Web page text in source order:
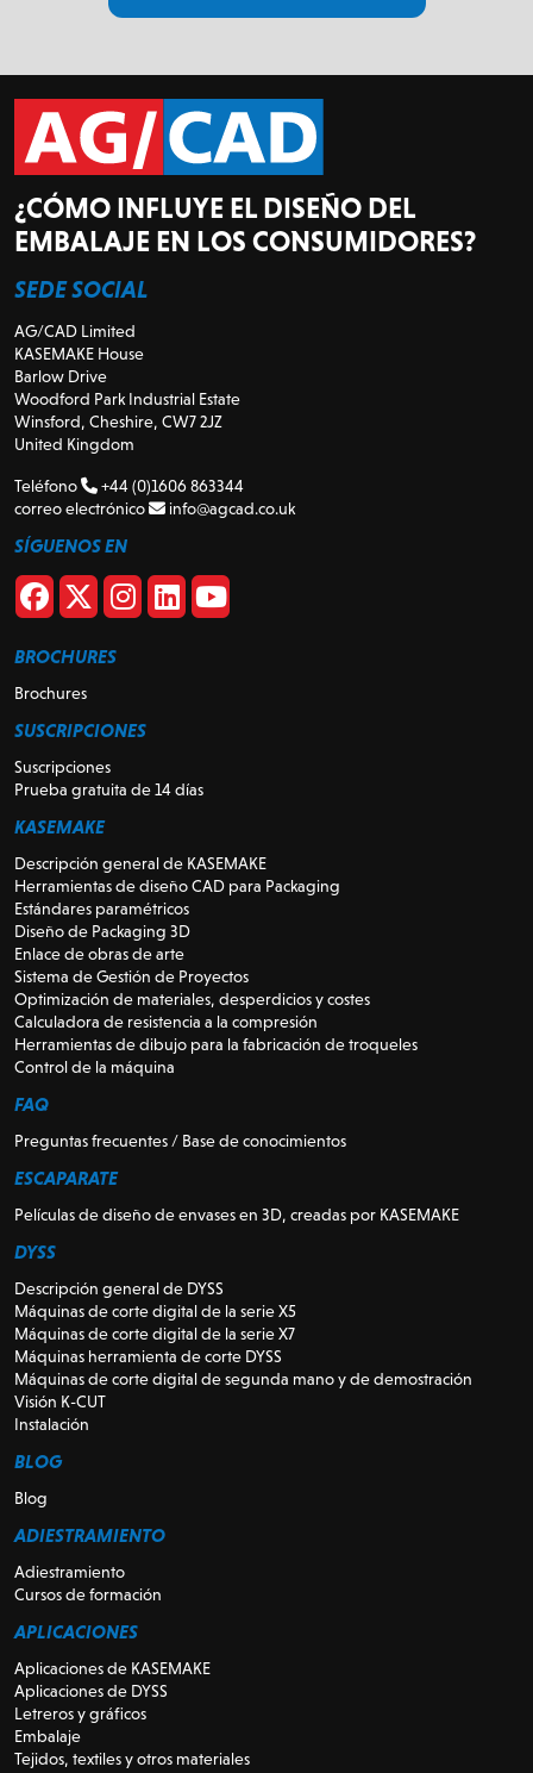
¿CÓMO INFLUYE EL DISEÑO DEL
EMBALAJE EN LOS CONSUMIDORES?
SEDE SOCIAL
AG/CAD Limited
KASEMAKE House
Barlow Drive
Woodford Park Industrial Estate
Winsford, Cheshire, CW7 2JZ
United Kingdom
Teléfono
+44 (0)1606 863344
correo electrónico
info@agcad.co.uk
SÍGUENOS EN
BROCHURES
Brochures
SUSCRIPCIONES
Suscripciones
Prueba gratuita de 14 días
KASEMAKE
Descripción general de KASEMAKE
Herramientas de diseño CAD para Packaging
Estándares paramétricos
Diseño de Packaging 3D
Enlace de obras de arte
Sistema de Gestión de Proyectos
Optimización de materiales, desperdicios y costes
Calculadora de resistencia a la compresión
Herramientas de dibujo para la fabricación de troqueles
Control de la máquina
FAQ
Preguntas frecuentes / Base de conocimientos
ESCAPARATE
Películas de diseño de envases en 3D, creadas por KASEMAKE
DYSS
Descripción general de DYSS
Máquinas de corte digital de la serie X5
Máquinas de corte digital de la serie X7
Máquinas herramienta de corte DYSS
Máquinas de corte digital de segunda mano y de demostración
Visión K-CUT
Instalación
BLOG
Blog
ADIESTRAMIENTO
Adiestramiento
Cursos de formación
APLICACIONES
Aplicaciones de KASEMAKE
Aplicaciones de DYSS
Letreros y gráficos
Embalaje
Tejidos, textiles y otros materiales